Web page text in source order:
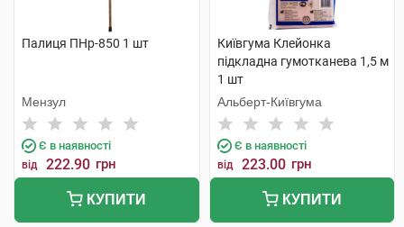
Палиця ПНр-850 1 шт
Мензул
Є в наявності
від 222.90 грн
КУПИТИ
Київгума Клейонка
підкладна гумотканева 1,5 м
1 шт
Альберт-Київгума
Є в наявності
від 223.00 грн
КУПИТИ